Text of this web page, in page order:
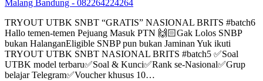
TRYOUT UTBK SNBT “GRATIS” NASIONAL BRITS #batch6
Hallo temen-temen Pejuang Masuk PTN 🙌🏻Gak Lolos SNBP
bukan HalanganEligible SNBP pun bukan Jaminan Yuk ikuti
TRYOUT UTBK SNBT NASIONAL BRITS #batch5 ✅Soal
UTBK model terbaru✅Soal & Kunci✅Rank se-Nasional✅Grup
belajar Telegram✅Voucher khusus 10…